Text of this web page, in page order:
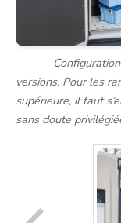
versions. Pour les
supérieure, il faut
sans doute